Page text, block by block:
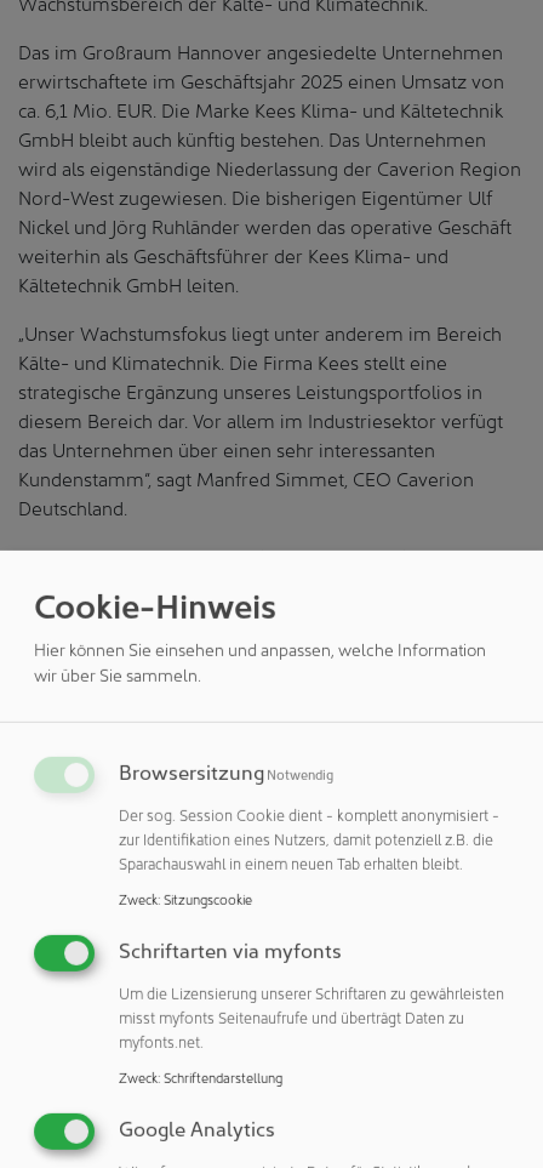
Das im Großraum Hannover angesiedelte Unternehmen
erwirtschaftete im Geschäftsjahr 2025 einen Umsatz von
ca. 6,1 Mio. EUR. Die Marke Kees Klima- und Kältetechnik
GmbH bleibt auch künftig bestehen. Das Unternehmen
wird als eigenständige Niederlassung der Caverion Region
Nord-West zugewiesen. Die bisherigen Eigentümer Ulf
Nickel und Jörg Ruhländer werden das operative Geschäft
weiterhin als Geschäftsführer der Kees Klima- und
Kältetechnik GmbH leiten.
„Unser Wachstumsfokus liegt unter anderem im Bereich
Kälte- und Klimatechnik. Die Firma Kees stellt eine
strategische Ergänzung unseres Leistungsportfolios in
diesem Bereich dar. Vor allem im Industriesektor verfügt
das Unternehmen über einen sehr interessanten
Kundenstamm“, sagt Manfred Simmet, CEO Caverion
Deutschland.
„In den vergangenen Jahren ist Kees nachhaltig und
haben wir die besten Voraussetzungen, dies weiterhin zu
tun“, so Ulf Nickel.
Caverion hat sich das strategische Ziel gesetzt, auch
anorganisch zu wachsen. Nach dem Zukauf von Schulz
von Kees Klima- und Kältetechnik ein weiterer wichtiger
Meilenstein für den laufenden Wachstumskurs.
Caverion Deutschland GmbH
80992 München
Deutschland
Telefon: +49 89 374288117
Cookie-Hinweis
Hier können Sie einsehen und anpassen, welche Information
wir über Sie sammeln.
Browsersitzung Notwendig
Der sog. Session Cookie dient - komplett anonymisiert -
zur Identifikation eines Nutzers, damit potenziell z.B. die
Sparachauswahl in einem neuen Tab erhalten bleibt.
Zweck: Sitzungscookie
Schriftarten via myfonts
Um die Lizensierung unserer Schriftaren zu gewährleisten
misst myfonts Seitenaufrufe und überträgt Daten zu
myfonts.net.
Zweck: Schriftendarstellung
Google Analytics